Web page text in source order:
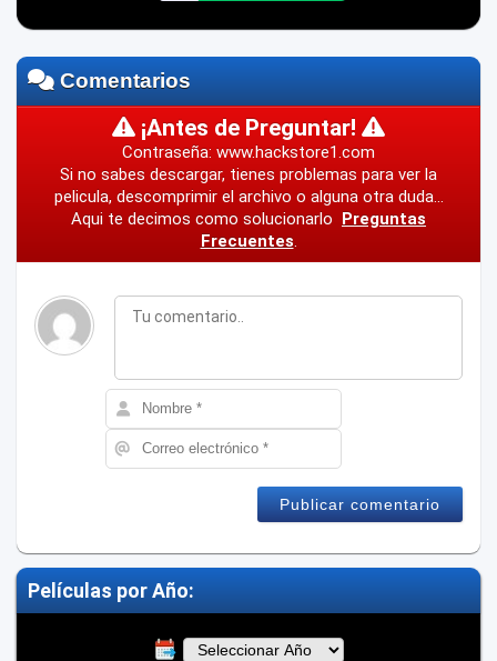
Comentarios
¡Antes de Preguntar!
Contraseña: www.hackstore1.com
Si no sabes descargar, tienes problemas para ver la
pelicula, descomprimir el archivo o alguna otra duda...
Aqui te decimos como solucionarlo Preguntas
Frecuentes.
Películas por Año: